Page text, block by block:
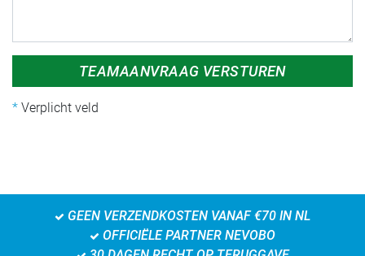
TEAMAANVRAAG VERSTUREN
Verplicht veld
GEEN VERZENDKOSTEN VANAF €70 IN NL
OFFICIËLE PARTNER NEVOBO